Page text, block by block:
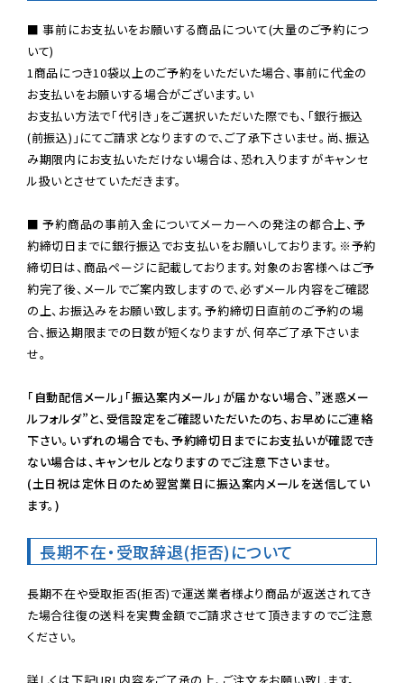
■ 事前にお支払いをお願いする商品について(大量のご予約につ
いて)
1商品につき10袋以上のご予約をいただいた場合、事前に代金の
お支払いをお願いする場合がございます。い
お支払い方法で「代引き」をご選択いただいた際でも、「銀行振込
(前振込)」にてご請求となりますので、ご了承下さいませ。尚、振込
み期限内にお支払いただけない場合は、恐れ入りますがキャンセ
ル扱いとさせていただきます。
■ 予約商品の事前入金についてメーカーへの発注の都合上、予
約締切日までに銀行振込でお支払いをお願いしております。※予約
締切日は、商品ページに記載しております。対象のお客様へはご予
約完了後、メールでご案内致しますので、必ずメール内容をご確認
の上、お振込みをお願い致します。予約締切日直前のご予約の場
合、振込期限までの日数が短くなりますが、何卒ご了承下さいま
せ。
「自動配信メール」「振込案内メール」が届かない場合、”迷惑メー
ルフォルダ”と、受信設定をご確認いただいたのち、お早めにご連絡
下さい。いずれの場合でも、予約締切日までにお支払いが確認でき
ない場合は、キャンセルとなりますのでご注意下さいませ。
(土日祝は定休日のため翌営業日に振込案内メールを送信してい
ます。)
長期不在・受取辞退(拒否)について
長期不在や受取拒否(拒否)で運送業者様より商品が返送されてき
た場合往復の送料を実費金額でご請求させて頂きますのでご注意
ください。